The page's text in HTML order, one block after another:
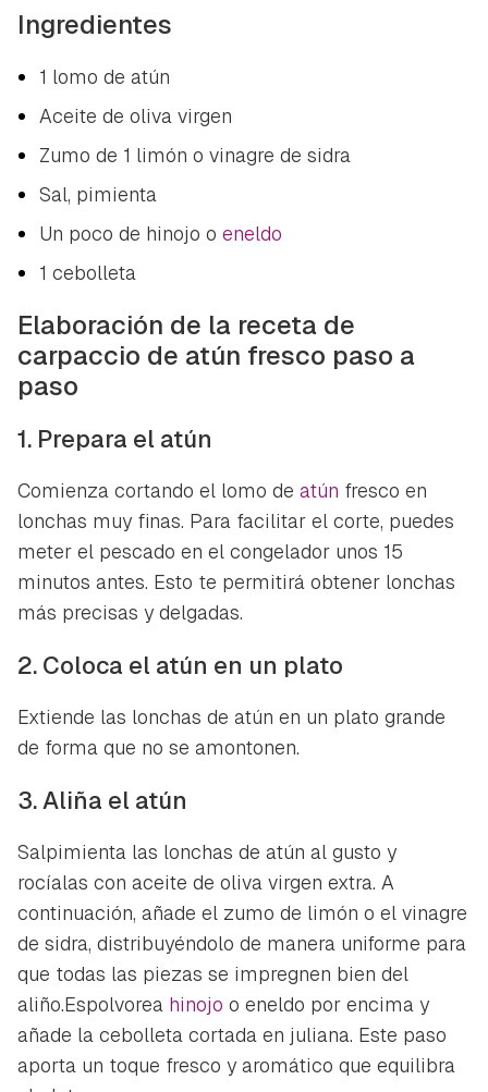
Ingredientes
1 lomo de atún
Aceite de oliva virgen
Zumo de 1 limón o vinagre de sidra
Sal, pimienta
Un poco de hinojo o eneldo
1 cebolleta
Elaboración de la receta de
carpaccio de atún fresco paso a
paso
1. Prepara el atún
Comienza cortando el lomo de atún fresco en
lonchas muy finas. Para facilitar el corte, puedes
meter el pescado en el congelador unos 15
minutos antes. Esto te permitirá obtener lonchas
más precisas y delgadas.
2. Coloca el atún en un plato
Extiende las lonchas de atún en un plato grande
de forma que no se amontonen.
3. Aliña el atún
Salpimienta las lonchas de atún al gusto y
rocíalas con aceite de oliva virgen extra. A
continuación, añade el zumo de limón o el vinagre
de sidra, distribuyéndolo de manera uniforme para
que todas las piezas se impregnen bien del
aliño.Espolvorea hinojo o eneldo por encima y
añade la cebolleta cortada en juliana. Este paso
aporta un toque fresco y aromático que equilibra